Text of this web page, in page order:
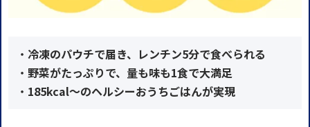
・ 冷凍のパウチで届き、レンチン5分で食べられる
・ 野菜がたっぷりで、量も味も1食で大満足
・ 185kcal～のヘルシーおうちごはんが実現